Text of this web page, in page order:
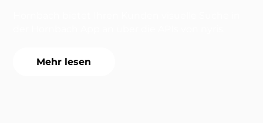
Mehr lesen